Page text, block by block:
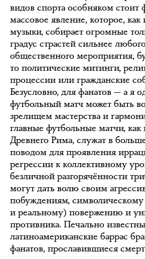
видов спорта особняком стоит
массовое явление, которое,
музыки, собирает огромные
градус страстей сильнее
общественного мероприятия,
то политические митинги,
процессии или гражданские
Безусловно, для фанатов — а я
футбольный матч может быть
зрелищем мастерства и
главные футбольные матчи,
Древнего Рима, служат в
поводом для проявления
регрессии к коллективному
безличной разгорячённости
могут дать волю своим
побуждениям, символическому
и реальному) повержению и
противника. Печально
латиноамериканские баррас
фанатов, прославившиеся